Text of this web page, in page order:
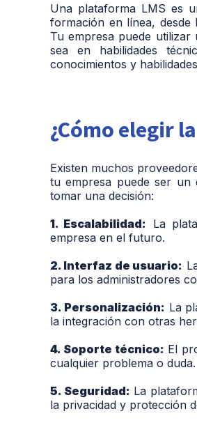
Una plataforma LMS es
formación en línea, desde
Tu empresa puede
sea en habilidades
conocimientos y
¿Cómo elegir
Existen muchos
tu empresa puede ser un
tomar una decisión:
1. Escalabilidad: La
empresa en el futuro.
2. Interfaz de usuario:
para los administradores
3. Personalización: La
la integración con otras
4. Soporte técnico: El
cualquier problema o duda.
5. Seguridad: La
la privacidad y protección